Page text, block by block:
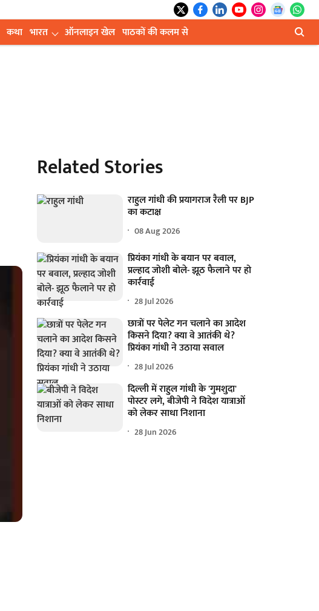
कथा भारत ऑनलाइन खेल पाठकों की कलम से
Related Stories
राहुल गांधी की प्रयागराज रैली पर BJP
का कटाक्ष
08 Aug 2026
प्रियंका गांधी के बयान पर बवाल,
प्रल्हाद जोशी बोले- झूठ फैलाने पर हो
कार्रवाई
28 Jul 2026
छात्रों पर पेलेट गन चलाने का आदेश
किसने दिया? क्या वे आतंकी थे?
प्रियंका गांधी ने उठाया सवाल
28 Jul 2026
दिल्ली में राहुल गांधी के 'गुमशुदा'
पोस्टर लगे, बीजेपी ने विदेश यात्राओं
को लेकर साधा निशाना
28 Jun 2026